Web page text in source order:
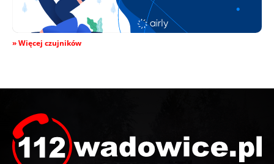
» Więcej czujników